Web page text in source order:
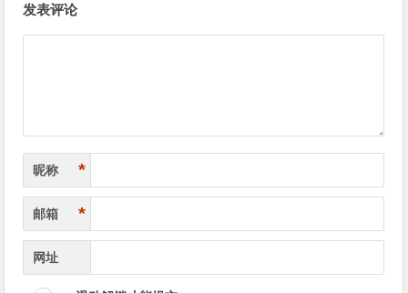
发表评论
昵称 *
邮箱 *
网址